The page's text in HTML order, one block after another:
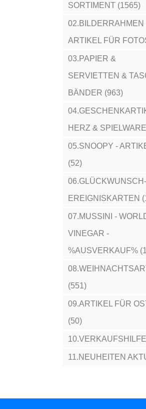
SORTIMENT (1565)
02.BILDERRAHMEN
ARTIKEL FÜR
03.PAPIER &
SERVIETTEN &
BÄNDER (963)
HERZ &
05.SNOOPY -
(52)
EREIGNISKARTEN
07.MUSSINI -
VINEGAR -
%AUSVERKAUF%
(551)
09.ARTIKEL FÜR
(50)
11.NEUHEITEN